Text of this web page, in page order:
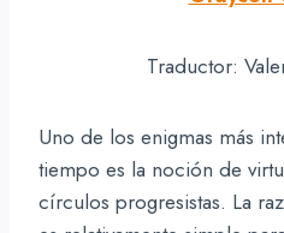
Traductor:
Uno de los enigmas más
tiempo es la noción de
círculos progresistas. La